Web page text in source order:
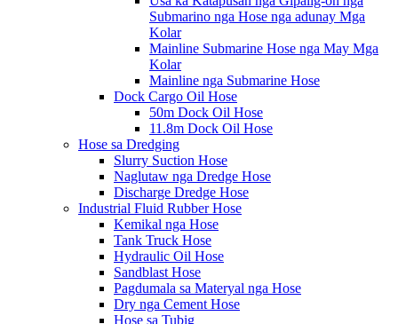
Submarino nga Hose nga adunay Mga
Kolar
Mainline Submarine Hose nga May Mga
Kolar
Mainline nga Submarine Hose
Dock Cargo Oil Hose
50m Dock Oil Hose
11.8m Dock Oil Hose
Hose sa Dredging
Slurry Suction Hose
Naglutaw nga Dredge Hose
Discharge Dredge Hose
Industrial Fluid Rubber Hose
Kemikal nga Hose
Tank Truck Hose
Hydraulic Oil Hose
Sandblast Hose
Pagdumala sa Materyal nga Hose
Dry nga Cement Hose
Hose sa Tubig